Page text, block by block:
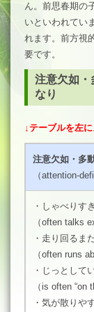
ん。前思春期の
いといわれてい
れます。前方視
要です。
注意欠如・
なり
↓テーブルを左に
注意欠如・多
（attention-
・しゃべりす
（often talks
・走り回るま
（often runs
・じっとして
（is often “on
・気が散りや